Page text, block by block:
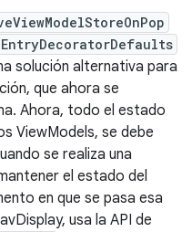
solución alternativa para
que ahora se
Ahora, todo el estado
ViewModels, se debe
se realiza una
el estado del
en que se pasa esa
usa la API de